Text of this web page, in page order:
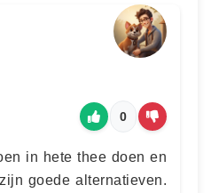
0
in hete thee doen en
goede alternatieven.